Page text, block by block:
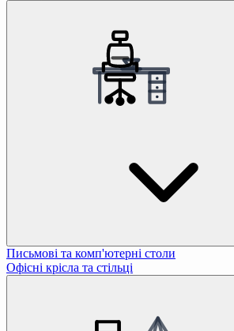
Письмові та комп'ютерні столи
Офісні крісла та стільці